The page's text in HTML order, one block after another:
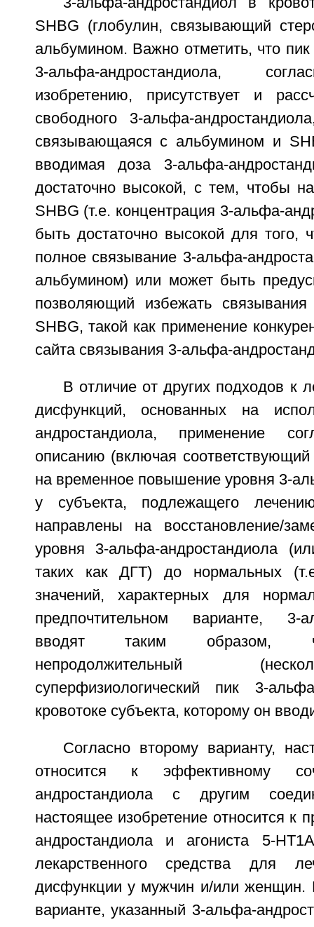
SHBG (глобулин, связывающий
альбумином. Важно отметить, что
3-альфа-андростандиола,
изобретению, присутствует и
свободного 3-альфа-
связывающаяся с альбумином и
вводимая доза 3-альфа-
достаточно высокой, с тем, чтобы
SHBG (т.е. концентрация 3-альфа-
быть достаточно высокой для того,
полное связывание 3-альфа-
альбумином) или может быть
позволяющий избежать
SHBG, такой как применение
сайта связывания 3-альфа-
В отличие от других подходов к
дисфункций, основанных на
андростандиола, применение
описанию (включая
на временное повышение уровня 3-
у субъекта, подлежащего
направлены на восстановление/
уровня 3-альфа-андростандиола
таких как ДГТ) до нормальных
значений, характерных для
предпочтительном варианте, 3-
вводят таким образом,
непродолжительный
суперфизиологический пик 3-
кровотоке субъекта, которому он
Согласно второму варианту,
относится к эффективному
андростандиола с другим
настоящее изобретение относится к
андростандиола и агониста 5-
лекарственного средства для
дисфункции у мужчин и/или женщин.
варианте, указанный 3-альфа-